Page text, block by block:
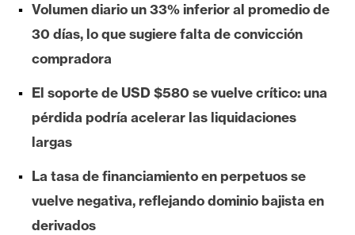
A
á
l
i
i
s
Volumen diario un 33% inferior al promedio de
30 días, lo que sugiere falta de convicción
compradora
El soporte de USD $580 se vuelve crítico: una
pérdida podría acelerar las liquidaciones
largas
La tasa de financiamiento en perpetuos se
vuelve negativa, reflejando dominio bajista en
derivados